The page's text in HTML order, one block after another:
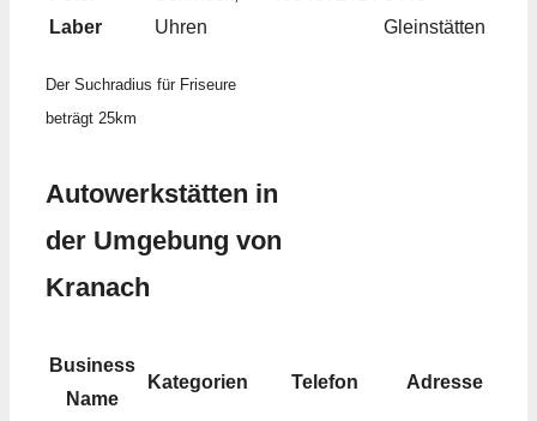
Laber
Uhren
Gleinstätten
Der Suchradius für Friseure
beträgt 25km
Autowerkstätten in
der Umgebung von
Kranach
Business
Name
Kategorien Telefon Adresse